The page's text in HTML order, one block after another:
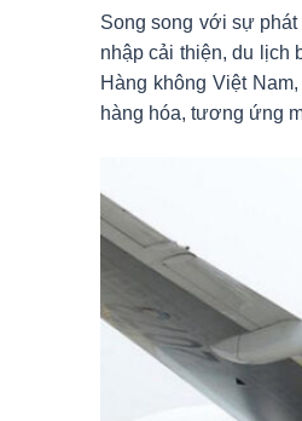
Song song với sự
nhập cải thiện, du lịch
Hàng không Việt
hàng hóa, tương ứng